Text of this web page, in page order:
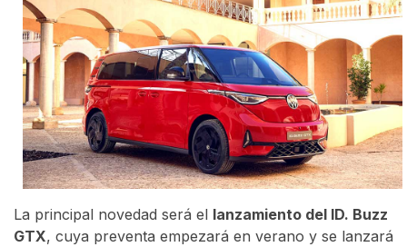
La principal novedad será el lanzamiento del ID. Buzz
GTX, cuya preventa empezará en verano y se lanzará